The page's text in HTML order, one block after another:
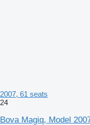
2007, 61 seats
24
Bova Magiq, Model